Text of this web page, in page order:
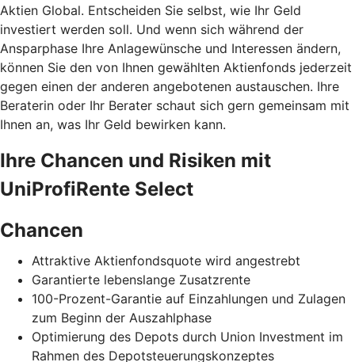
Aktien Global. Entscheiden Sie selbst, wie Ihr Geld
investiert werden soll. Und wenn sich während der
Ansparphase Ihre Anlagewünsche und Interessen ändern,
können Sie den von Ihnen gewählten Aktienfonds jederzeit
gegen einen der anderen angebotenen austauschen. Ihre
Beraterin oder Ihr Berater schaut sich gern gemeinsam mit
Ihnen an, was Ihr Geld bewirken kann.
Ihre Chancen und Risiken mit
UniProfiRente Select
Chancen
Attraktive Aktienfondsquote wird angestrebt
Garantierte lebenslange Zusatzrente
100-Prozent-Garantie auf Einzahlungen und Zulagen
zum Beginn der Auszahlphase
Optimierung des Depots durch Union Investment im
Rahmen des Depotsteuerungskonzeptes